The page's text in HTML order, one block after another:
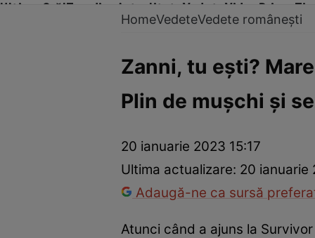
Ultima Oră!Trending Actualitate Vedete Video Prime
Vedete internaționale Vedete româneștiInterviurile
HomeVedeteVedete românești
Zanni, tu ești?
Plin de mușchi și
20 ianuarie 2023 15:17
Ultima actualizare: 20 ianuarie
Adaugă-ne ca sursă
Atunci când a ajuns la